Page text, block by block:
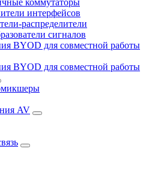
интерфейсов
распределители
сигналов
BYOD для совместной работы
BYOD для совместной работы
AV